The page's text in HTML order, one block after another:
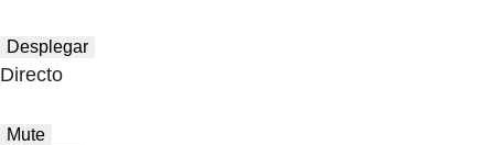
Desplegar
Directo
Mute